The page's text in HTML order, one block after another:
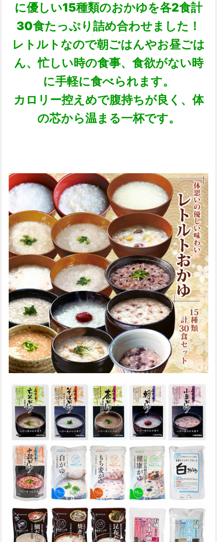
に優しい15種類のおかゆを各2食計
30食たっぷり詰め合わせました！
レトルトなので朝ごはんやお昼ごは
ん、忙しい時の食事、食欲がない時
に手軽に食べられます。
カロリー控えめで腹持ちが良く、体
の芯から温まる一杯です。